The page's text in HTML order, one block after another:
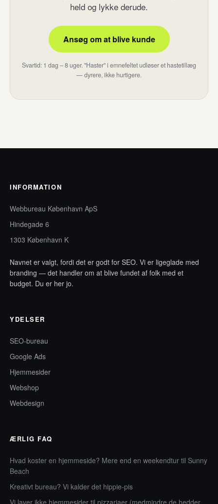
held og lykke derude.
Ansøg om at blive kunde
Svartid: 1 dag – 8 uger. "Haster" i emnefeltet udløser et hastetillæg
— dyrere, ikke hurtigere.
INFORMATION
Webbureau København ApS
Hindegade 6
1303 København K
Navnet er valgt, fordi det er godt for SEO. Vi er ligeglade med
branding — det handler om at blive fundet af folk med et
budget. Du er her jo.
YDELSER
SEO-bureau
Google Ads
Hjemmesider
Webshop
Webdesign
ÆRLIG FAQ
Hvad koster en hjemmeside? Mere end en weekendtur til Sunny
Beach
Kreativt bureau? Vi kalder det hippie-pis
Vi laver ikke hjemmesider til pizzariaer (medmindre de hedder